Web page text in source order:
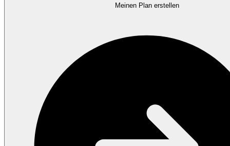
Meinen Plan erstellen